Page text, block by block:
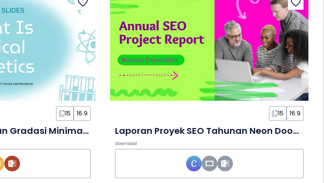
15 16:9
Genetika Klinis dengan Gradasi Minimal dalam Slide
15 16:9
Laporan Proyek SEO Tahunan Neon Doodle dalam Slide
Download